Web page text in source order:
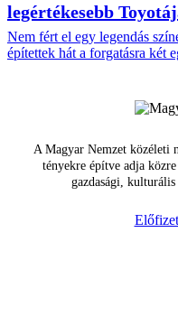
legértékesebb
Nem fért el egy legendás
építettek hát a forgatásra két
A Magyar Nemzet közéleti
tényekre építve adja
gazdasági,